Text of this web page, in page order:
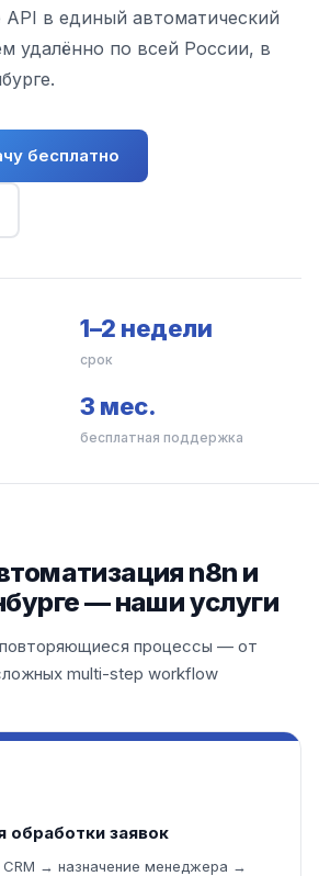
в единый автоматический
удалённо по всей России, в
бесплатно
1–2 недели
срок
3 мес.
бесплатная поддержка
n8n и
— наши услуги
процессы — от
multi-step workflow
обработки заявок
→ назначение менеджера →